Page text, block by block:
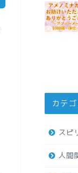
カテ
スピ
人間